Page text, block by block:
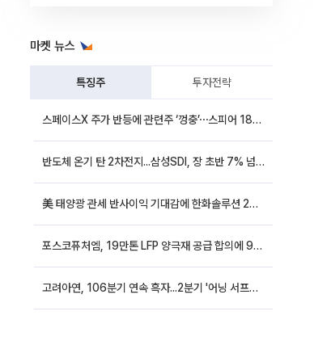
마켓 뉴스
특징주 투자전략
스페이스X 주가 반등에 관련주 ‘껑충’⋯스피어 18%ㆍ에이치브이엠 12%↑
반도체 온기 탄 2차전지...삼성SDI, 장 초반 7% 넘게 껑충
美 태양광 관세 반사이익 기대감에 한화솔루션 20%대·OCI홀딩스 14%대 급등
포스코퓨처엠, 19만톤 LFP 양극재 공급 합의에 9%대 강세
고려아연, 106분기 연속 흑자...2분기 '어닝 서프라이즈'에 장 초반 12%대 강세